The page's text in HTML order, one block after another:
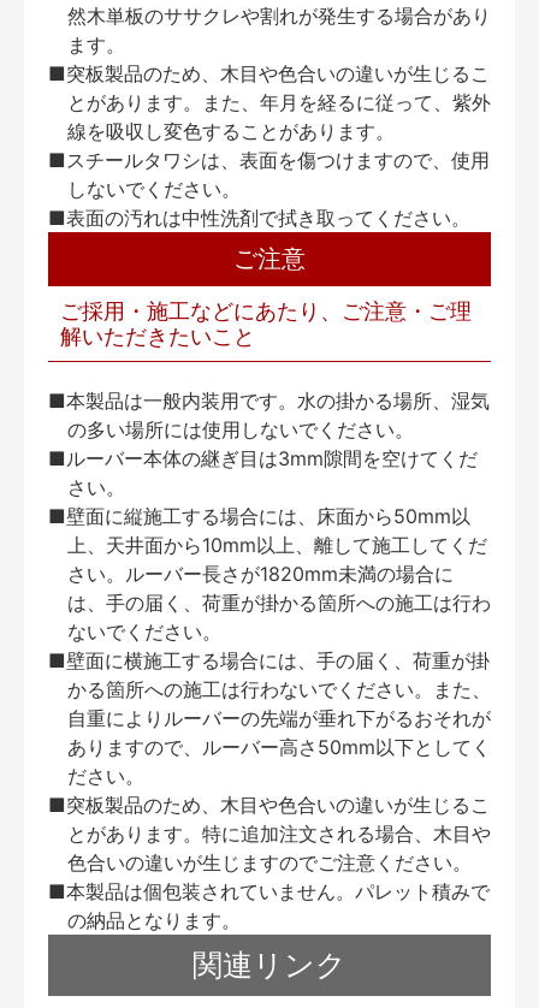
然木単板のササクレや割れが発生する場合があり
ます。
■突板製品のため、木目や色合いの違いが生じるこ
とがあります。また、年月を経るに従って、紫外
線を吸収し変色することがあります。
■スチールタワシは、表面を傷つけますので、使用
しないでください。
■表面の汚れは中性洗剤で拭き取ってください。
ご注意
ご採用・施工などにあたり、ご注意・ご理
解いただきたいこと
■本製品は一般内装用です。水の掛かる場所、湿気
の多い場所には使用しないでください。
■ルーバー本体の継ぎ目は3mm隙間を空けてくだ
さい。
■壁面に縦施工する場合には、床面から50mm以
上、天井面から10mm以上、離して施工してくだ
さい。ルーバー長さが1820mm未満の場合に
は、手の届く、荷重が掛かる箇所への施工は行わ
ないでください。
■壁面に横施工する場合には、手の届く、荷重が掛
かる箇所への施工は行わないでください。また、
自重によりルーバーの先端が垂れ下がるおそれが
ありますので、ルーバー高さ50mm以下としてく
ださい。
■突板製品のため、木目や色合いの違いが生じるこ
とがあります。特に追加注文される場合、木目や
色合いの違いが生じますのでご注意ください。
■本製品は個包装されていません。パレット積みで
の納品となります。
関連リンク